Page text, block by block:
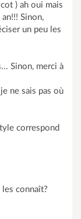
) ah oui mais
Sinon,
un peu les
Sinon, merci à
ne sais pas où
correspond
connaît?